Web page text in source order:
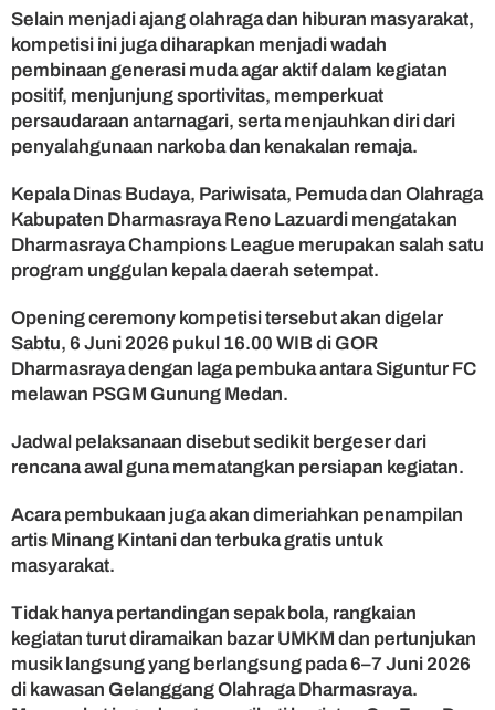
Selain menjadi ajang olahraga dan hiburan masyarakat,
kompetisi ini juga diharapkan menjadi wadah
pembinaan generasi muda agar aktif dalam kegiatan
positif, menjunjung sportivitas, memperkuat
persaudaraan antarnagari, serta menjauhkan diri dari
penyalahgunaan narkoba dan kenakalan remaja.
Kepala Dinas Budaya, Pariwisata, Pemuda dan Olahraga
Kabupaten Dharmasraya Reno Lazuardi mengatakan
Dharmasraya Champions League merupakan salah satu
program unggulan kepala daerah setempat.
Opening ceremony kompetisi tersebut akan digelar
Sabtu, 6 Juni 2026 pukul 16.00 WIB di GOR
Dharmasraya dengan laga pembuka antara Siguntur FC
melawan PSGM Gunung Medan.
Jadwal pelaksanaan disebut sedikit bergeser dari
rencana awal guna mematangkan persiapan kegiatan.
Acara pembukaan juga akan dimeriahkan penampilan
artis Minang Kintani dan terbuka gratis untuk
masyarakat.
Tidak hanya pertandingan sepak bola, rangkaian
kegiatan turut diramaikan bazar UMKM dan pertunjukan
musik langsung yang berlangsung pada 6–7 Juni 2026
di kawasan Gelanggang Olahraga Dharmasraya.